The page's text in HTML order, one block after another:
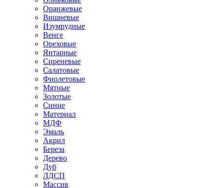
Оранжевые
Вишневые
Изумрудные
Венге
Ореховые
Янтарные
Сиреневые
Салатовые
Фиолетовые
Мятные
Золотые
Синие
Материал
МДФ
Эмаль
Акрил
Береза
Дерево
Дуб
ЛДСП
Массив